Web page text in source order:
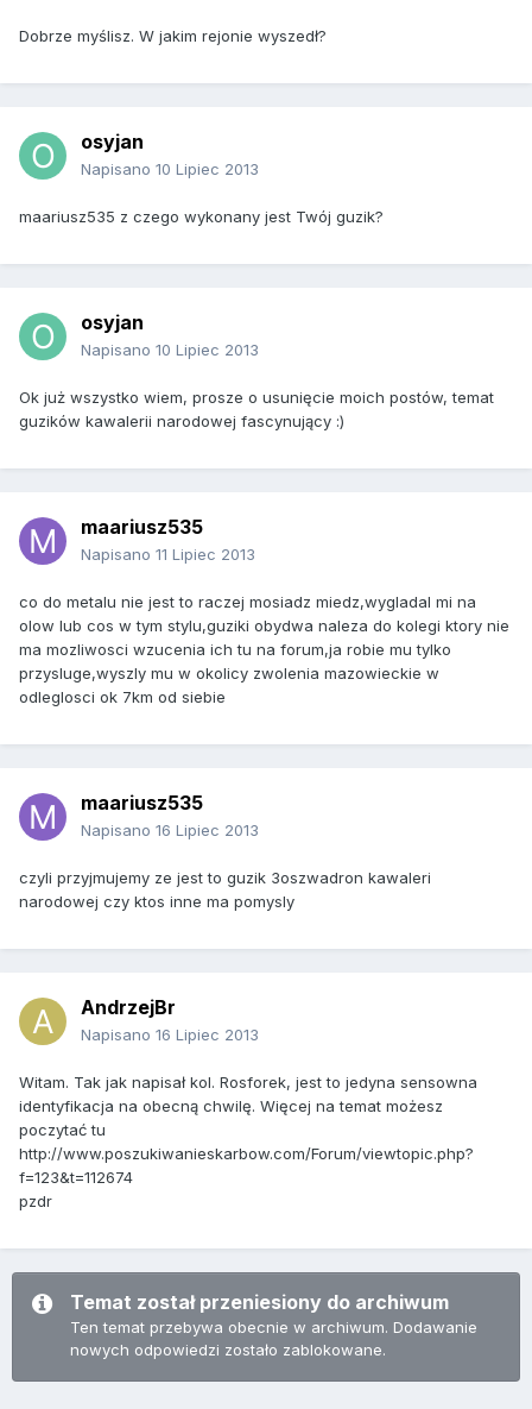
Dobrze myślisz. W jakim rejonie wyszedł?
osyjan
Napisano 10 Lipiec 2013
maariusz535 z czego wykonany jest Twój guzik?
osyjan
Napisano 10 Lipiec 2013
Ok już wszystko wiem, prosze o usunięcie moich postów, temat
guzików kawalerii narodowej fascynujący :)
maariusz535
Napisano 11 Lipiec 2013
co do metalu nie jest to raczej mosiadz miedz,wygladal mi na
olow lub cos w tym stylu,guziki obydwa naleza do kolegi ktory nie
ma mozliwosci wzucenia ich tu na forum,ja robie mu tylko
przysluge,wyszly mu w okolicy zwolenia mazowieckie w
odleglosci ok 7km od siebie
maariusz535
Napisano 16 Lipiec 2013
czyli przyjmujemy ze jest to guzik 3oszwadron kawaleri
narodowej czy ktos inne ma pomysly
AndrzejBr
Napisano 16 Lipiec 2013
Witam. Tak jak napisał kol. Rosforek, jest to jedyna sensowna
identyfikacja na obecną chwilę. Więcej na temat możesz
poczytać tu
http://www.poszukiwanieskarbow.com/Forum/viewtopic.php?
f=123&t=112674
pzdr
Temat został przeniesiony do archiwum
Ten temat przebywa obecnie w archiwum. Dodawanie
nowych odpowiedzi zostało zablokowane.